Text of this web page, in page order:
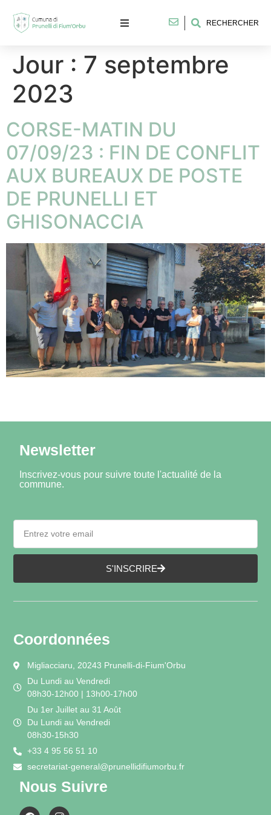
RECHERCHER
Jour : 7 septembre
2023
CORSE-MATIN DU
07/09/23 : FIN DE CONFLIT
AUX BUREAUX DE POSTE
DE PRUNELLI ET
GHISONACCIA
Newsletter
Inscrivez-vous pour suivre toute l'actualité de la
commune.
S'INSCRIRE
Coordonnées
Migliacciaru, 20243 Prunelli-di-Fium'Orbu
Du Lundi au Vendredi
08h30-12h00 | 13h00-17h00
Du 1er Juillet au 31 Août
Du Lundi au Vendredi
08h30-15h30
+33 4 95 56 51 10
secretariat-general@prunellidifiumorbu.fr
Nous Suivre